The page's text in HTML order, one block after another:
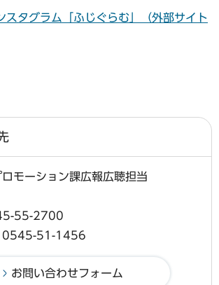
スタグラム「ふじぐらむ」（外部サイト
モーション課広報広聴担当
55-2700
0545-51-1456